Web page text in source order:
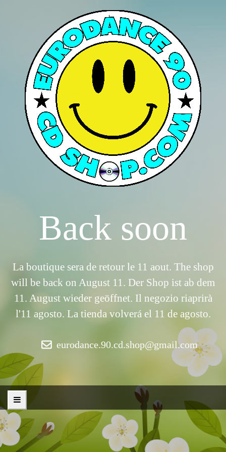
Back soon
La boutique sera de retour le 11 aout. The shop
will be back on August 11. Der Shop ist ab dem
11. August wieder geöffnet. Il negozio riaprirà
l'11 agosto. La tienda volverá el 11 de agosto.
eurodance.90.cd.shop@gmail.com